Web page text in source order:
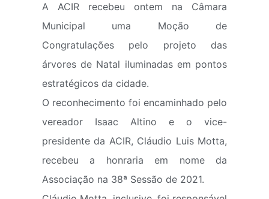
A ACIR recebeu ontem na Câmara
Municipal uma Moção de
Congratulações pelo projeto das
árvores de Natal iluminadas em pontos
estratégicos da cidade.
O reconhecimento foi encaminhado pelo
vereador Isaac Altino e o vice-
presidente da ACIR, Cláudio Luis Motta,
recebeu a honraria em nome da
Associação na 38ª Sessão de 2021.